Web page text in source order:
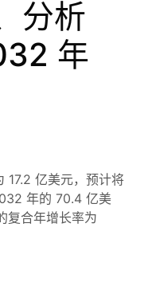
分析
年
17.2 亿美元，预计将
年的 70.4 亿美
合年增长率为